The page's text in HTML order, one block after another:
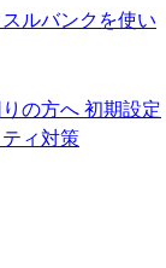
ルバンクを使い
の方へ初期設定
ィ対策